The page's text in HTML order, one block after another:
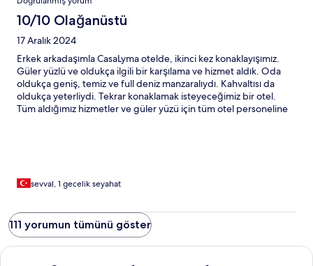
10/10 Olağanüstü
17 Aralık 2024
Erkek arkadaşımla CasaLyma otelde, ikinci kez konaklayışımız.
Güler yüzlü ve oldukça ilgili bir karşılama ve hizmet aldık. Oda
oldukça geniş, temiz ve full deniz manzaralıydı. Kahvaltısı da
oldukça yeterliydi. Tekrar konaklamak isteyeceğimiz bir otel.
Tüm aldığımız hizmetler ve güler yüzü için tüm otel personeline
sevval, 1 gecelik seyahat
111 yorumun tümünü göster